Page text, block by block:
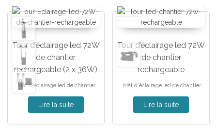
Tour d’éclairage led 72W
de chantier
rechargeable (2 x 36W)
Mât d'éclairage led de chantier
Lire la suite
Tour d’éclairage led 72W
de chantier
rechargeable
Mât d'éclairage led de chantier
Lire la suite